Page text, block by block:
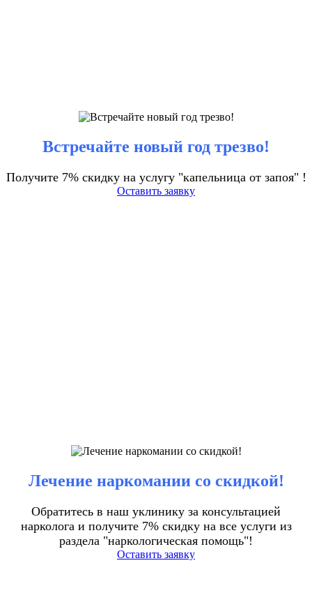
Встречайте новый год трезво!
Получите 7% скидку на услугу "капельница от запоя" !
Оставить заявку
Лечение наркомании со скидкой!
Обратитесь в наш уклинику за консультацией
нарколога и получите 7% скидку на все услуги из
раздела "наркологическая помощь"!
Оставить заявку